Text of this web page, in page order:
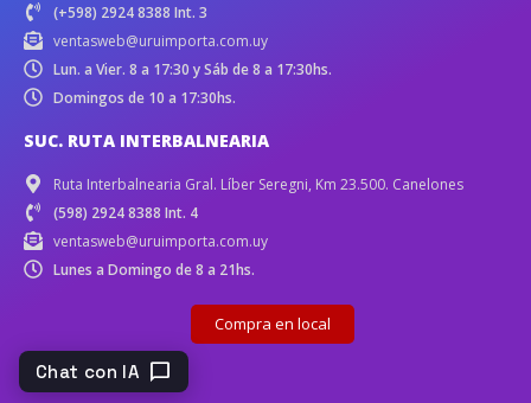
(+598) 2924 8388 Int. 3
ventasweb@uruimporta.com.uy
Lun. a Vier. 8 a 17:30 y Sáb de 8 a 17:30hs.
Domingos de 10 a 17:30hs.
SUC. RUTA INTERBALNEARIA
Ruta Interbalnearia Gral. Líber Seregni, Km 23.500. Canelones
(598) 2924 8388 Int. 4
ventasweb@uruimporta.com.uy
Lunes a Domingo de 8 a 21hs.
Compra en local
Chat con IA chat_bubble